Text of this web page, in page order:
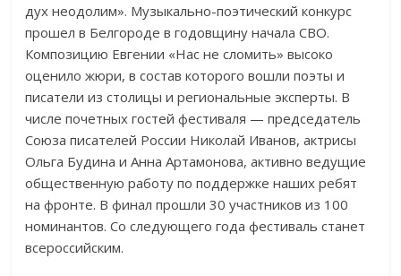
дух неодолим». Музыкально-поэтический конкурс
прошел в Белгороде в годовщину начала СВО.
Композицию Евгении «Нас не сломить» высоко
оценило жюри, в состав которого вошли поэты и
писатели из столицы и региональные эксперты. В
числе почетных гостей фестиваля — председатель
Союза писателей России Николай Иванов, актрисы
Ольга Будина и Анна Артамонова, активно ведущие
общественную работу по поддержке наших ребят
на фронте. В финал прошли 30 участников из 100
номинантов. Со следующего года фестиваль станет
всероссийским.